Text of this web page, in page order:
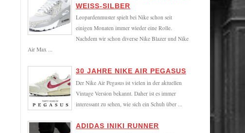
WEISS-SILBER
Leopardenmuster spielt bei Nike schon seit
einigen Monaten immer wieder eine Rolle.
Nachdem wir schon diverse Nike Blazer und Nike
Air Max ...
30 JAHRE NIKE AIR PEGASUS
Der Nike Air Pegasus ist vielen in der aktuellen
Vintage Version bekannt. Daher ist es immer
interessant zu sehen, wie sich ein Schuh über ...
ADIDAS INIKI RUNNER